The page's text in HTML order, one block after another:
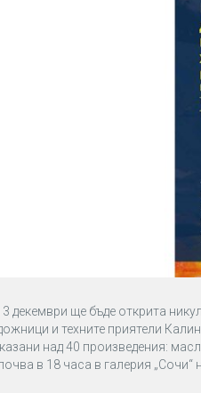
декември ще бъде открита
и техните приятели
над 40 произведения:
в 18 часа в галерия